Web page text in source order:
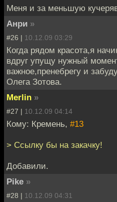
Меня и за меньшую
Анри »
#26 | 10.12.09 03:29
Когда рядом красота,я
вдруг упущу нужный
важное,пренебрегу и
Олега Зотова.
Merlin »
#27 | 10.12.09 04:14
Кому: Кремень, #13
> Ссылку бы на закачку!
Добавили.
Pike »
#28 | 10.12.09 04:31